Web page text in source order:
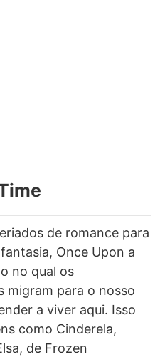
de romance para
Once Upon a
no qual os
migram para o nosso
a viver aqui. Isso
como Cinderela,
de Frozen